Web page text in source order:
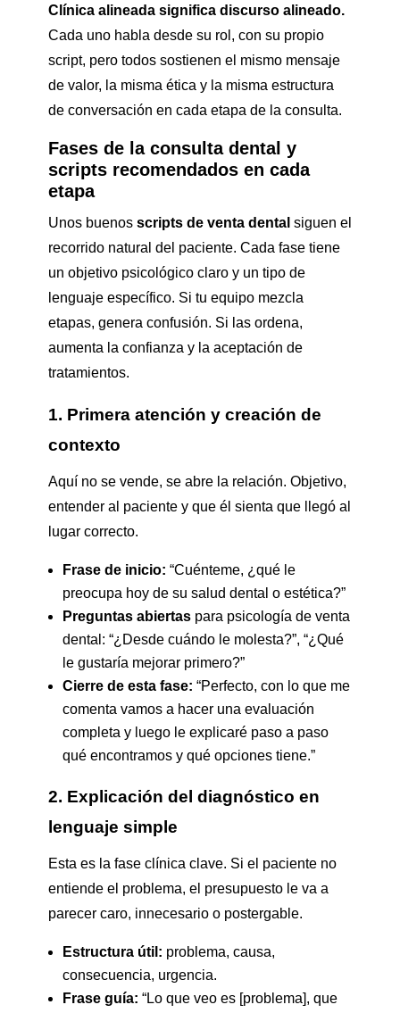
Clínica alineada significa discurso alineado.
Cada uno habla desde su rol, con su propio
script, pero todos sostienen el mismo mensaje
de valor, la misma ética y la misma estructura
de conversación en cada etapa de la consulta.
Fases de la consulta dental y
scripts recomendados en cada
etapa
Unos buenos scripts de venta dental siguen el
recorrido natural del paciente. Cada fase tiene
un objetivo psicológico claro y un tipo de
lenguaje específico. Si tu equipo mezcla
etapas, genera confusión. Si las ordena,
aumenta la confianza y la aceptación de
tratamientos.
1. Primera atención y creación de
contexto
Aquí no se vende, se abre la relación. Objetivo,
entender al paciente y que él sienta que llegó al
lugar correcto.
Frase de inicio: “Cuénteme, ¿qué le
preocupa hoy de su salud dental o estética?”
Preguntas abiertaspara psicología de venta
dental: “¿Desde cuándo le molesta?”, “¿Qué
le gustaría mejorar primero?”
Cierre de esta fase: “Perfecto, con lo que me
comenta vamos a hacer una evaluación
completa y luego le explicaré paso a paso
qué encontramos y qué opciones tiene.”
2. Explicación del diagnóstico en
lenguaje simple
Esta es la fase clínica clave. Si el paciente no
entiende el problema, el presupuesto le va a
parecer caro, innecesario o postergable.
Estructura útil: problema, causa,
consecuencia, urgencia.
Frase guía: “Lo que veo es [problema], que